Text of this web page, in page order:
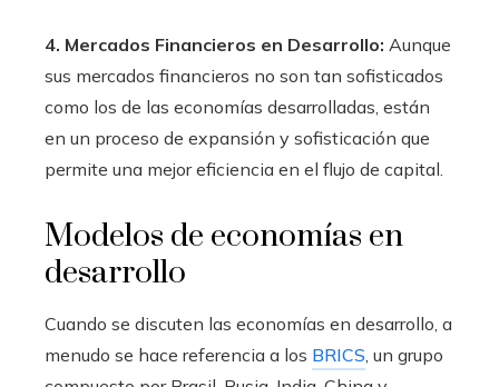
4. Mercados Financieros en Desarrollo: Aunque
sus mercados financieros no son tan sofisticados
como los de las economías desarrolladas, están
en un proceso de expansión y sofisticación que
permite una mejor eficiencia en el flujo de capital.
Modelos de economías en
desarrollo
Cuando se discuten las economías en desarrollo, a
menudo se hace referencia a los BRICS, un grupo